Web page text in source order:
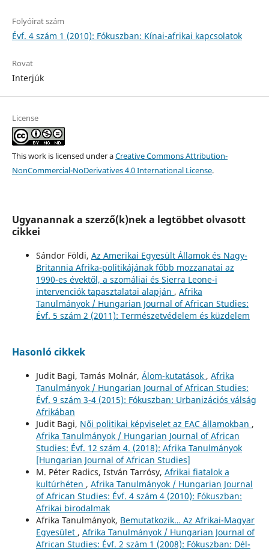
Folyóirat szám
Évf. 4 szám 1 (2010): Fókuszban: Kínai-afrikai kapcsolatok
Rovat
Interjúk
License
This work is licensed under aCreative Commons Attribution-
NonCommercial-NoDerivatives 4.0 International License.
Ugyanannak a szerző(k)nek a legtöbbet olvasott
cikkei
Sándor Földi, Az Amerikai Egyesült Államok és Nagy-
Britannia Afrika-politikájának főbb mozzanatai az
1990-es évektől, a szomáliai és Sierra Leone-i
intervenciók tapasztalatai alapján , Afrika
Tanulmányok / Hungarian Journal of African Studies:
Évf. 5 szám 2 (2011): Természetvédelem és küzdelem
Hasonló cikkek
Judit Bagi, Tamás Molnár, Álom-kutatások , Afrika
Tanulmányok / Hungarian Journal of African Studies:
Évf. 9 szám 3-4 (2015): Fókuszban: Urbanizációs válság
Afrikában
Judit Bagi, Női politikai képviselet az EAC államokban ,
Afrika Tanulmányok / Hungarian Journal of African
Studies: Évf. 12 szám 4. (2018): Afrika Tanulmányok
[Hungarian Journal of African Studies]
M. Péter Radics, István Tarrósy, Afrikai fiatalok a
kultúrhéten , Afrika Tanulmányok / Hungarian Journal
of African Studies: Évf. 4 szám 4 (2010): Fókuszban:
Afrikai birodalmak
Afrika Tanulmányok, Bemutatkozik… Az Afrikai-Magyar
Egyesület , Afrika Tanulmányok / Hungarian Journal of
African Studies: Évf. 2 szám 1 (2008): Fókuszban: Dél-